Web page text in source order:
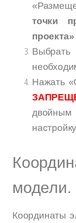
точки
проекта»
Нажать
двойным
модели.
Координаты